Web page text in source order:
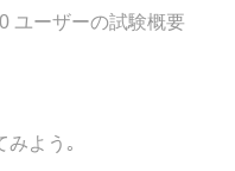
ユーザーの試験概要
みよう｡